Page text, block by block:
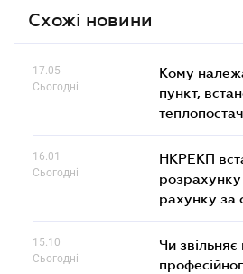
Схожі новини
17.05
Сьогодні
Кому
пункт,
16.01
Сьогодні
НКРЕКП
розрахунку
рахунку за
15.10
Сьогодні
Чи